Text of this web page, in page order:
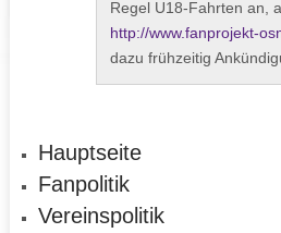
Regel U18-Fahrten an,
http://www.fanprojekt-
dazu frühzeitig
Hauptseite
Fanpolitik
Vereinspolitik